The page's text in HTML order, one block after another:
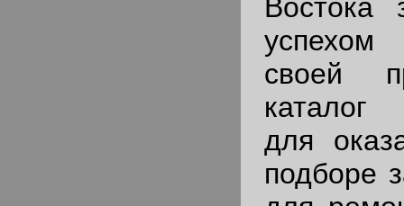
своей
каталог
для
подборе